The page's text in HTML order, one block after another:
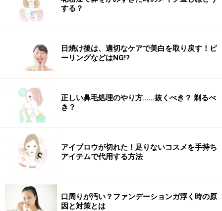
する？
日焼け後は、適切なケアで美白を取り戻す！ピ
ーリングなどはNG!?
正しい鼻毛処理のやり方……抜くべき？ 剃るべ
き？
アイブロウが切れた！足りないコスメを手持ち
アイテムで代用する方法
口周りが汚い？ファンデーションガ浮く時の原
因と対策とは